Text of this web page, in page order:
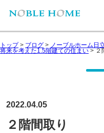
トップ> ブログ > ノーブルホーム日
将来を考えた1.5階建ての住まい > ２
2022.04.05
２階間取り